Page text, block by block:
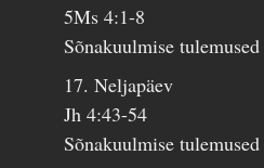
5Ms 4:1-8
Sõnakuulmise tulemused
17. Neljapäev
Jh 4:43-54
Sõnakuulmise tulemused